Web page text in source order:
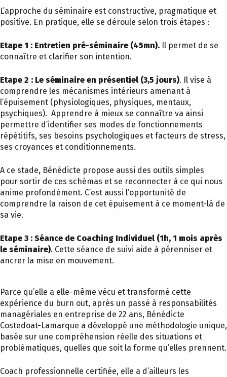
L’approche du séminaire est constructive, pragmatique et
positive. En pratique, elle se déroule selon trois étapes :
Etape 1 : Entretien pré-séminaire (45mn). Il permet de se
connaître et clarifier son intention.
Etape 2 : Le séminaire en présentiel (3,5 jours). Il vise à
comprendre les mécanismes intérieurs amenant à
l’épuisement (physiologiques, physiques, mentaux,
psychiques). Apprendre à mieux se connaître va ainsi
permettre d’identifier ses modes de fonctionnements
répétitifs, ses besoins psychologiques et facteurs de stress,
ses croyances et conditionnements.
A ce stade, Bénédicte propose aussi des outils simples
pour sortir de ces schémas et se reconnecter à ce qui nous
anime profondément. C’est aussi l’opportunité de
comprendre la raison de cet épuisement à ce moment-là de
sa vie.
Etape 3 : Séance de Coaching Individuel (1h, 1 mois après
le séminaire). Cette séance de suivi aide à pérenniser et
ancrer la mise en mouvement.
Parce qu’elle a elle-même vécu et transformé cette
expérience du burn out, après un passé à responsabilités
managériales en entreprise de 22 ans, Bénédicte
Costedoat-Lamarque a développé une méthodologie unique,
basée sur une compréhension réelle des situations et
problématiques, quelles que soit la forme qu’elles prennent.
Coach professionnelle certifiée, elle a d’ailleurs les